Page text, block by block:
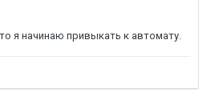
я начинаю привыкать к автомату.